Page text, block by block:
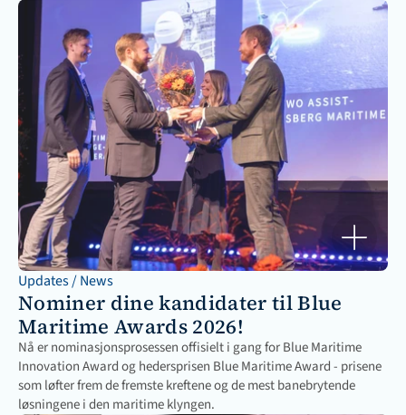
Updates / News
Nominer dine kandidater til Blue
Maritime Awards 2026!
Nå er nominasjonsprosessen offisielt i gang for Blue Maritime
Innovation Award og hedersprisen Blue Maritime Award - prisene
som løfter frem de fremste kreftene og de mest banebrytende
løsningene i den maritime klyngen.